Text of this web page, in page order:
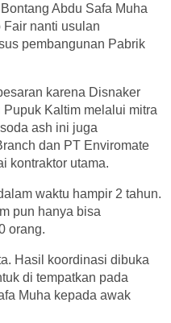
Abdu Safa Muha
Fair nanti usulan
pembangunan Pabrik
karena Disnaker
Kaltim melalui mitra
ash ini juga
dan PT Enviromate
kontraktor utama.
waktu hampir 2 tahun.
pun hanya bisa
orang.
Hasil koordinasi dibuka
di tempatkan pada
Muha kepada awak